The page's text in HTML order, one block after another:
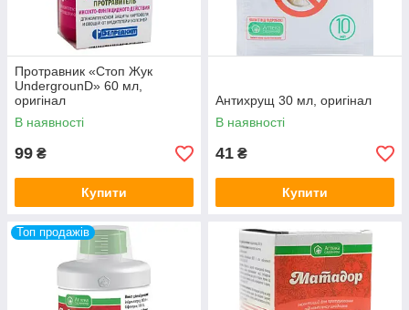
Протравник «Стоп Жук
UndergrounD» 60 мл,
оригінал
В наявності
99 ₴
Купити
Антихрущ 30 мл, оригінал
В наявності
41 ₴
Купити
Топ продажів